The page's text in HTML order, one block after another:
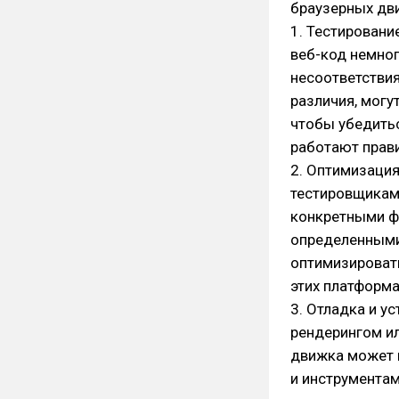
браузерных
1.
веб-код
различия,
чтобы
работают
2.
конкретными
этих
3. Отладка и
рендерингом
движка может
и